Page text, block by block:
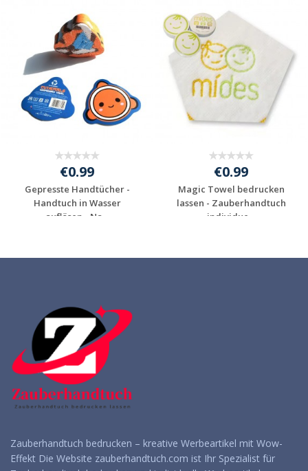
€0.99
Gepresste Handtücher -
Handtuch in Wasser
auflösen - Na...
anfragen
€0.99
Magic Towel bedrucken
lassen - Zauberhandtuch
individue...
anfragen
Zauberhandtuch bedrucken – kreative Werbeartikel mit Wow-
Effekt Die Website zauberhandtuch.com ist Ihr Spezialist für